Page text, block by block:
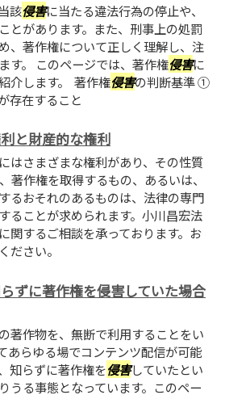
該侵害に当たる違法行為の停止や、
とがあります。また、刑事上の処罰
、著作権について正しく理解し、注
す。 このページでは、著作権侵害に
介します。 著作権侵害の判断基準 ①
存在すること
と財産的な権利
はさまざまな権利があり、その性質
著作権を取得するもの、あるいは、
るおそれのあるものは、法律の専門
ることが求められます。小川昌宏法
関するご相談を承っております。お
ださい。
ずに著作権を侵害していた場合
著作物を、無断で利用することをい
あらゆる場でコンテンツ配信が可能
知らずに著作権を侵害していたとい
うる事態となっています。このペー